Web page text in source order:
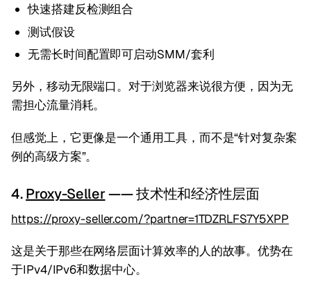
快速搭建反检测组合
测试假设
无需长时间配置即可启动SMM/套利
另外，移动无限端口。对于浏览器来说很方便，因为无
需担心流量消耗。
但感觉上，它更像是一个通用工具，而不是“针对复杂案
例的高级方案”。
4.Proxy-Seller—— 技术性和经济性层面
https://proxy-seller.com/?partner=1TDZRLFS7Y5XPP
这是关于那些在网络层面计算效率的人的故事。优势在
于IPv4/IPv6和数据中心。